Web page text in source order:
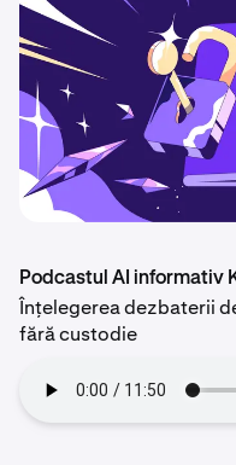
Podcastul AI informativ
Înțelegerea dezbaterii
fără custodie